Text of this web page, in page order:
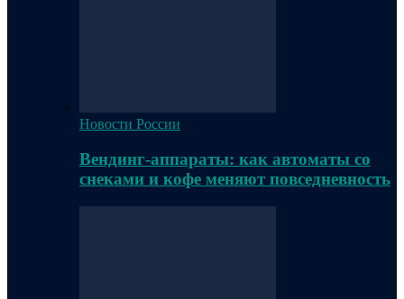
Новости России
Вендинг-аппараты: как автоматы со
снеками и кофе меняют повседневность